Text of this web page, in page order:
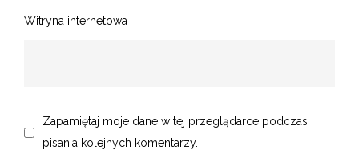
Witryna internetowa
Zapamiętaj moje dane w tej przeglądarce podczas
pisania kolejnych komentarzy.